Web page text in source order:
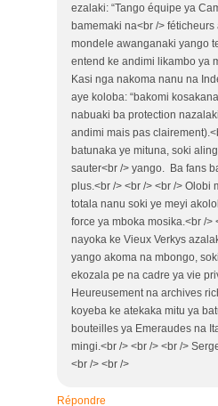
ezalaki: “Tango équipe ya
bamemaki na<br />
mondele awanganaki yango
entend ke andimi likambo ya
Kasi nga nakoma nanu na
aye koloba: “bakomi
nabuaki ba protection
andimi mais pas
batunaka ye mituna, soki
sauter<br /> yango. Ba fans
plus.<br /> <br /> <br /> Olobi
totala nanu soki ye meyi
force ya mboka mosika.<br /
nayoka ke Vieux Verkys
yango akoma na mbongo,
ekozala pe na cadre ya vie
Heureusement na archives
koyeba ke atekaka mitu ya
bouteilles ya Emeraudes na
mingi.<br /> <br /> <br />
<br /> <br />
Répondre